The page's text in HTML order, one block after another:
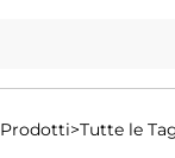
Prodotti>Tutte le